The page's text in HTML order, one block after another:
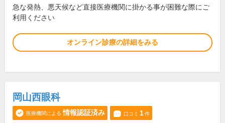
急な発熱、悪天候など直接医療機関に掛かる事が困難な際にご
利用ください
オンライン診療の詳細をみる
岡山西眼科
医療機関による 情報認証済み 口コミ 1件